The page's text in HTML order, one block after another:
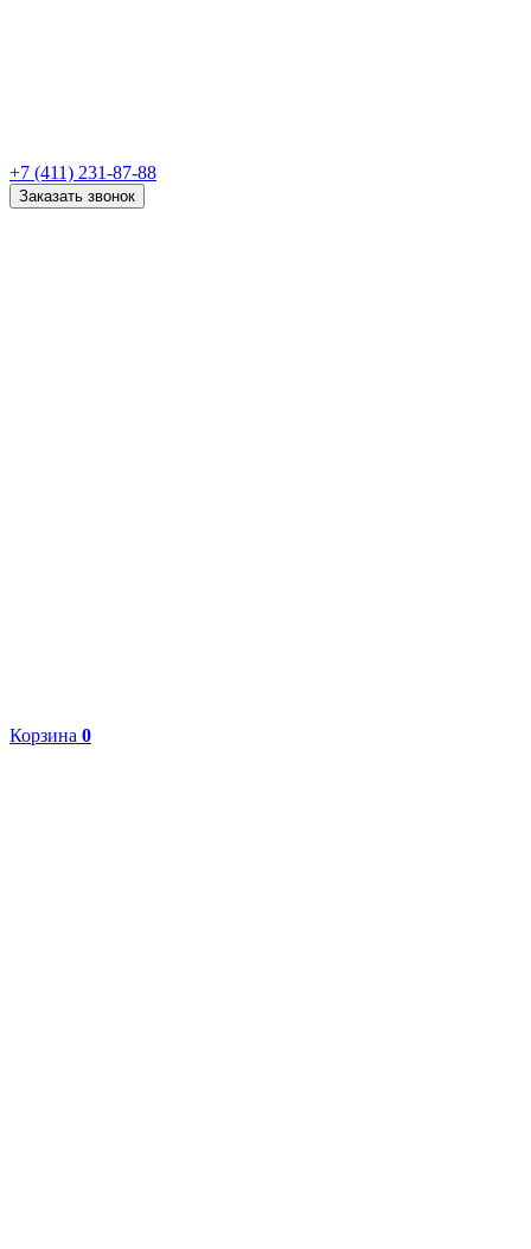
+7 (411) 231-87-88
Заказать звонок
Корзина 0